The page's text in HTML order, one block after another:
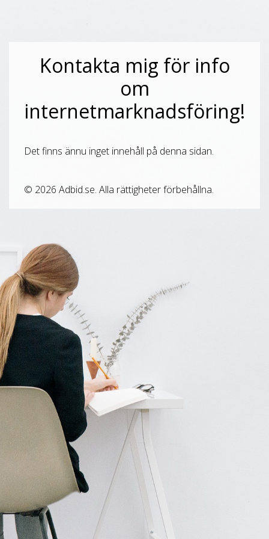
Kontakta mig för info
om
internetmarknadsföring!
Det finns ännu inget innehåll på denna sidan.
© 2026 Adbid.se. Alla rättigheter förbehållna.